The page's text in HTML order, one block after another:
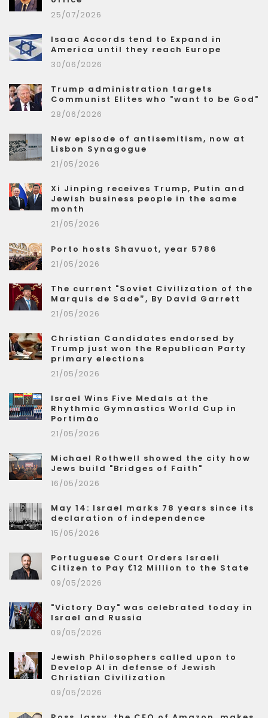
25/07/2026
Isaac Accords tend to Expand in
America until they reach Europe
30/06/2026
Trump administration targets
Communist Elites who "want to be God"
28/06/2026
New episode of antisemitism, now at
Lisbon Synagogue
21/05/2026
Xi Jinping receives Trump, Putin and
Jewish business people in the same
month
21/05/2026
Porto hosts Shavuot, year 5786
21/05/2026
The current "Soviet Civilization of the
Marquis de Sade”, By David Garrett
21/05/2026
Christian Candidates endorsed by
Trump just won the Republican Party
primary elections
21/05/2026
Israel Wins Five Medals at the
Rhythmic Gymnastics World Cup in
Portimão
21/05/2026
Michael Rothwell showed the city how
Jews build "Bridges of Faith"
16/05/2026
May 14: Israel marks 78 years since its
declaration of independence
15/05/2026
Portuguese Court Orders Israeli
Citizen to Pay €12 Million to the State
09/05/2026
"Victory Day" was celebrated today in
Israel and Russia
09/05/2026
Jewish Philosophers called upon to
Develop AI in defense of Jewish
Christian Civilization
09/05/2026